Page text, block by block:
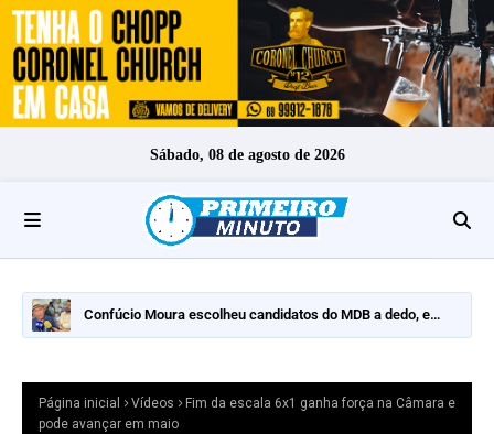
Sábado, 08 de agosto de 2026
Confúcio Moura escolheu candidatos do MDB a dedo, e
Página inicial Vídeos
Fim da escala 6x1 ganha força na Câmara e
pode avançar em maio